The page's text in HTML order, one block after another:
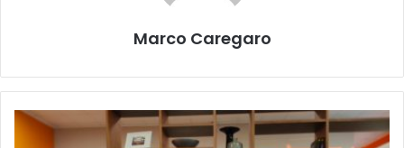
Marco Caregaro
Il